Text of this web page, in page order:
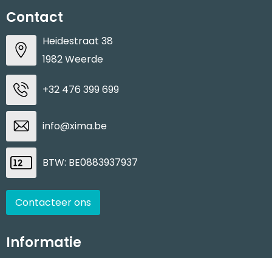
Contact
Heidestraat 38
1982 Weerde
+32 476 399 699
info@xima.be
BTW: BE0883937937
Contacteer ons
Informatie